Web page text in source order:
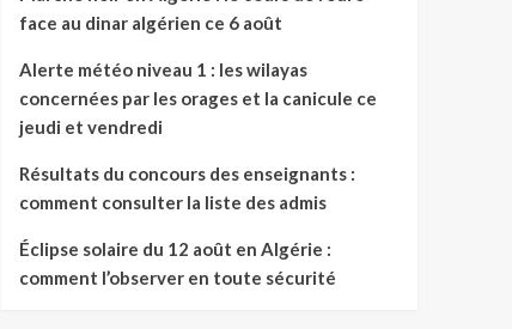
face au dinar algérien ce 6 août
Alerte météo niveau 1 : les wilayas
concernées par les orages et la canicule ce
jeudi et vendredi
Résultats du concours des enseignants :
comment consulter la liste des admis
Éclipse solaire du 12 août en Algérie :
comment l’observer en toute sécurité